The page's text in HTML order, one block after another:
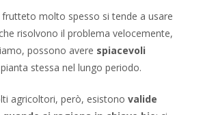
molto spesso si tende a usare
risolvono il problema velocemente,
possono avere spiacevoli
stessa nel lungo periodo.
agricoltori, però, esistonovalide